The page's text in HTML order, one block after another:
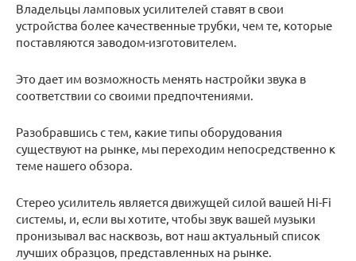
Владельцы ламповых усилителей ставят в свои
устройства более качественные трубки, чем те, которые
поставляются заводом-изготовителем.
Это дает им возможность менять настройки звука в
соответствии со своими предпочтениями.
Разобравшись с тем, какие типы оборудования
существуют на рынке, мы переходим непосредственно к
теме нашего обзора.
Стерео усилитель является движущей силой вашей Hi-Fi
системы, и, если вы хотите, чтобы звук вашей музыки
пронизывал вас насквозь, вот наш актуальный список
лучших образцов, представленных на рынке.